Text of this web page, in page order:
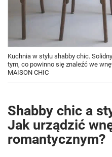
Kuchnia w stylu shabby chic.
tym, co powinno się znaleźć we
MAISON CHIC
Shabby chic a
Jak urządzić
romantycznym?